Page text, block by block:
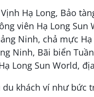
khách ví như bức